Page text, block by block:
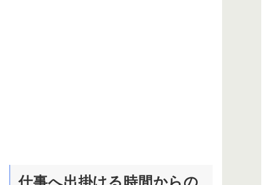
仕事へ出掛ける時間からの